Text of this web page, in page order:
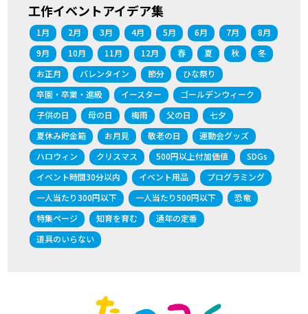
工作イベントアイデア集
1月 2月 3月 4月 5月 6月 7月
8月
9月
10月 11月 12月 春 夏 秋
冬
お正月
バレンタイン 節分
ひな祭り
卒園・卒業・進級
イースター
ゴールデンウィーク
子供の日
母の日 梅雨 父の日
七夕
夏休み貯金箱
お月見 敬老の日
運動会グッズ
ハロウィン
クリスマス 500円以上付加価値
SDGs
イベント時間30分以内
イベント用品
プログラミング
一人当たり300円以下
一人当たり500円以下
恐竜
特集ページ
知育を育む
通年の定番
道具のいらない